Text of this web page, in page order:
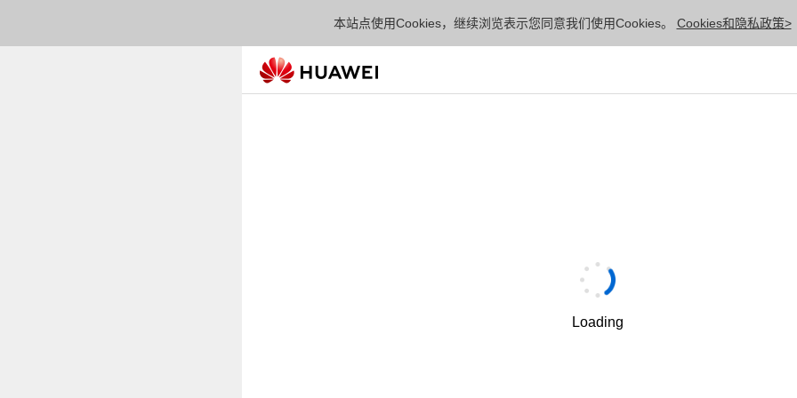
本站点使用Cookies，继续浏览表示您同意我们使用Cookies。 Cookies和隐私政策>
Loading